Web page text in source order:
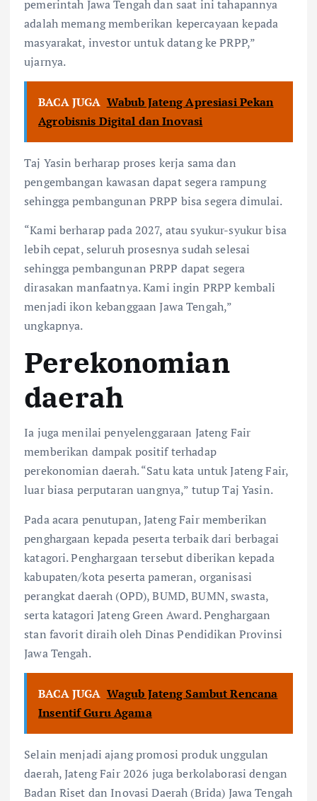
pemerintah Jawa Tengah dan saat ini tahapannya
adalah memang memberikan kepercayaan kepada
masyarakat, investor untuk datang ke PRPP,”
ujarnya.
BACA JUGA Wabub Jateng Apresiasi Pekan
Agrobisnis Digital dan Inovasi
Taj Yasin berharap proses kerja sama dan
pengembangan kawasan dapat segera rampung
sehingga pembangunan PRPP bisa segera dimulai.
“Kami berharap pada 2027, atau syukur-syukur bisa
lebih cepat, seluruh prosesnya sudah selesai
sehingga pembangunan PRPP dapat segera
dirasakan manfaatnya. Kami ingin PRPP kembali
menjadi ikon kebanggaan Jawa Tengah,”
ungkapnya.
Perekonomian
daerah
Ia juga menilai penyelenggaraan Jateng Fair
memberikan dampak positif terhadap
perekonomian daerah. “Satu kata untuk Jateng Fair,
luar biasa perputaran uangnya,” tutup Taj Yasin.
Pada acara penutupan, Jateng Fair memberikan
penghargaan kepada peserta terbaik dari berbagai
katagori. Penghargaan tersebut diberikan kepada
kabupaten/kota peserta pameran, organisasi
perangkat daerah (OPD), BUMD, BUMN, swasta,
serta katagori Jateng Green Award. Penghargaan
stan favorit diraih oleh Dinas Pendidikan Provinsi
Jawa Tengah.
BACA JUGA Wagub Jateng Sambut Rencana
Insentif Guru Agama
Selain menjadi ajang promosi produk unggulan
daerah, Jateng Fair 2026 juga berkolaborasi dengan
Badan Riset dan Inovasi Daerah (Brida) Jawa Tengah